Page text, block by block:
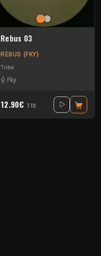
Rebus 03
REBUS (FKY)
Tribe
Fky
12.90€ TTC